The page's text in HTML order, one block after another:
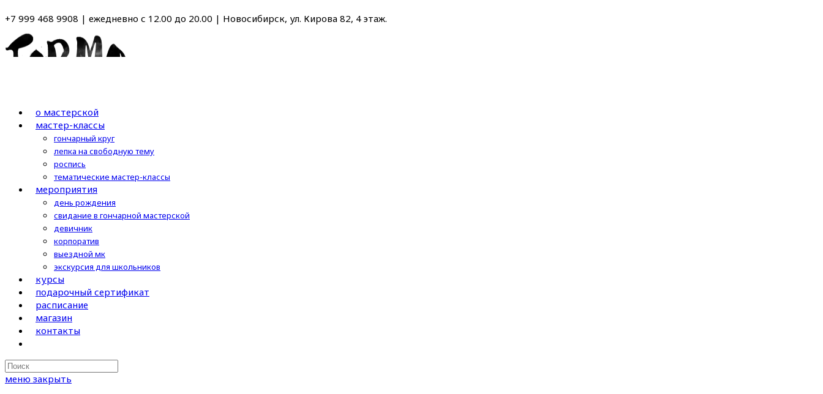
к
содержимому
+7 999 468 9908 | ежедневно с 12.00 до 20.00 | Новосибирск, ул. Кирова 82, 4 этаж.
о мастерской
мастер-классы
гончарный круг
лепка на свободную тему
роспись
тематические мастер-классы
мероприятия
день рождения
свидание в гончарной мастерской
девичник
корпоратив
выездной мк
экскурсия для школьников
курсы
подарочный сертификат
расписание
магазин
контакты
Search
this
меню закрыть